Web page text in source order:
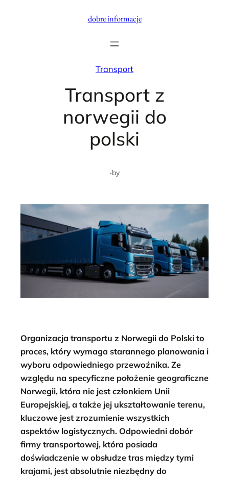
dobre informacje
Transport
Transport z
norwegii do
polski
·by
Organizacja transportu z Norwegii do Polski to
proces, który wymaga starannego planowania i
wyboru odpowiedniego przewoźnika. Ze
względu na specyficzne położenie geograficzne
Norwegii, która nie jest członkiem Unii
Europejskiej, a także jej ukształtowanie terenu,
kluczowe jest zrozumienie wszystkich
aspektów logistycznych. Odpowiedni dobór
firmy transportowej, która posiada
doświadczenie w obsłudze tras między tymi
krajami, jest absolutnie niezbędny do